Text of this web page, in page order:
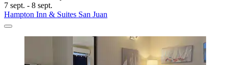
7 sept. - 8 sept.
Hampton Inn & Suites San Juan